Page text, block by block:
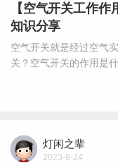
【空气开关工作
知识分享
空气开关就是经过空气
关？空气开关的作用是
灯闲之辈
2023-8-24